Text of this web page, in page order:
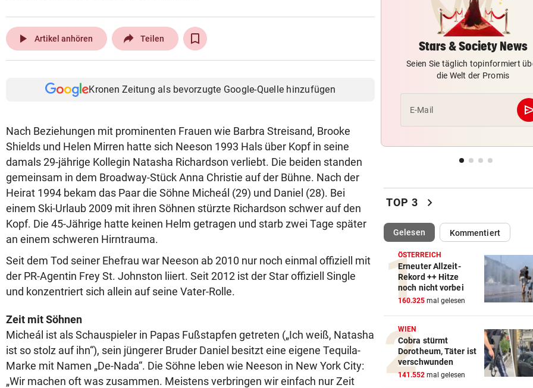
play_arrow Artikel anhören Teilen
Kronen Zeitung als bevorzugte Google-Quelle hinzufügen
Nach Beziehungen mit prominenten Frauen wie Barbra Streisand, Brooke
Shields und Helen Mirren hatte sich Neeson 1993 Hals über Kopf in seine
damals 29-jährige Kollegin Natasha Richardson verliebt. Die beiden standen
gemeinsam in dem Broadway-Stück Anna Christie auf der Bühne. Nach der
Heirat 1994 bekam das Paar die Söhne Micheál (29) und Daniel (28). Bei
einem Ski-Urlaub 2009 mit ihren Söhnen stürzte Richardson schwer auf den
Kopf. Die 45-Jährige hatte keinen Helm getragen und starb zwei Tage später
an einem schweren Hirntrauma.
Seit dem Tod seiner Ehefrau war Neeson ab 2010 nur noch einmal offiziell mit
der PR-Agentin Frey St. Johnston liiert. Seit 2012 ist der Star offiziell Single
und konzentriert sich allein auf seine Vater-Rolle.
Zeit mit Söhnen
Micheál ist als Schauspieler in Papas Fußstapfen getreten („Ich weiß, Natasha
ist so stolz auf ihn“), sein jüngerer Bruder Daniel besitzt eine eigene Tequila-
Marke mit Namen „De-Nada“. Die Söhne leben wie Neeson in New York City:
„Wir machen oft was zusammen. Meistens verbringen wir einfach nur Zeit
PEDALE VERWECHSELT
Tiroler Seniorin (76)
Auto in Baugrube
TRAINER ZARIC DEUTLICH
FÄHIGKEITEN BEDENKLICH vor
GAK-Heimstart: „Qualität ist
ganz andere!“
500 STATT FÜNF EURO
Falscher Spendensammler
Paar über den Tisch
ANRAINER SCHILDERT vor
Heftiges Beben riss Tiroler
Morgen aus Schlaf
WASSER WIRD KNAPP vor
Im Südburgenland heißt es:
Dusche statt Badewanne!
Stars & Society News
Seien Sie täglich topinformiert
die Welt der Promis
E-Mail
TOP 3 chevron_right
Gelesen(ausgewählt)Kommentiert
ÖSTERREICH
Erneuter Allzeit-
Rekord ++ Hitze
noch nicht vorbei
160.325 mal gelesen
WIEN
Cobra stürmt
Dorotheum, Täter ist
verschwunden
141.552 mal gelesen